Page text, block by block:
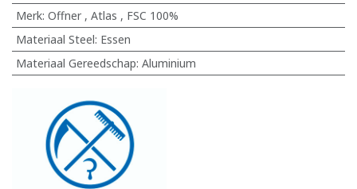
Merk: Offner, Atlas , FSC 100%
Materiaal Steel: Essen
Materiaal Gereedschap: Aluminium